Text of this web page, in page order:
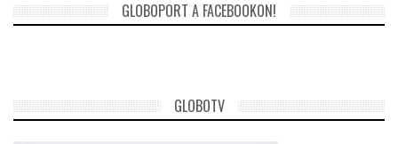
GLOBOPORT A FACEBOOKON!
GLOBOTV